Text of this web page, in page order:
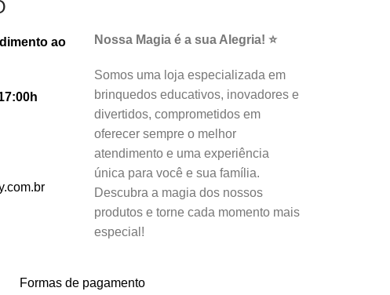
ao
Nossa Magia é a sua Alegria! ⭐
Somos uma loja especializada em
brinquedos educativos, inovadores e
divertidos, comprometidos em
oferecer sempre o melhor
atendimento e uma experiência
única para você e sua família.
Descubra a magia dos nossos
produtos e torne cada momento mais
especial!
Formas de pagamento